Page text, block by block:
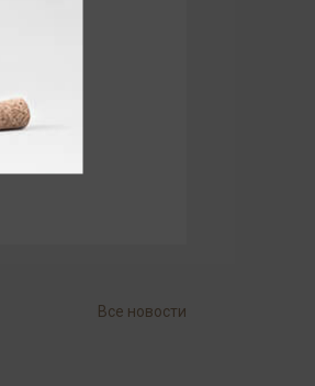
Все новости